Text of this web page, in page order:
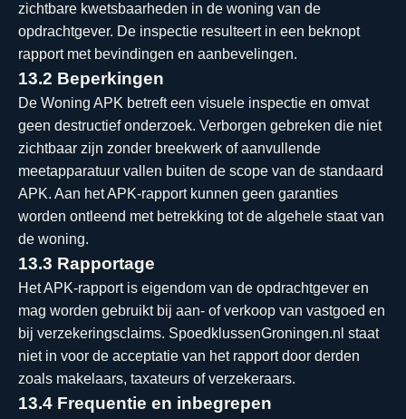
zichtbare kwetsbaarheden in de woning van de
opdrachtgever. De inspectie resulteert in een beknopt
rapport met bevindingen en aanbevelingen.
13.2 Beperkingen
De Woning APK betreft een visuele inspectie en omvat
geen destructief onderzoek. Verborgen gebreken die niet
zichtbaar zijn zonder breekwerk of aanvullende
meetapparatuur vallen buiten de scope van de standaard
APK. Aan het APK-rapport kunnen geen garanties
worden ontleend met betrekking tot de algehele staat van
de woning.
13.3 Rapportage
Het APK-rapport is eigendom van de opdrachtgever en
mag worden gebruikt bij aan- of verkoop van vastgoed en
bij verzekeringsclaims. SpoedklussenGroningen.nl staat
niet in voor de acceptatie van het rapport door derden
zoals makelaars, taxateurs of verzekeraars.
13.4 Frequentie en inbegrepen